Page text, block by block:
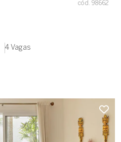
cód. 98662
4 Vagas